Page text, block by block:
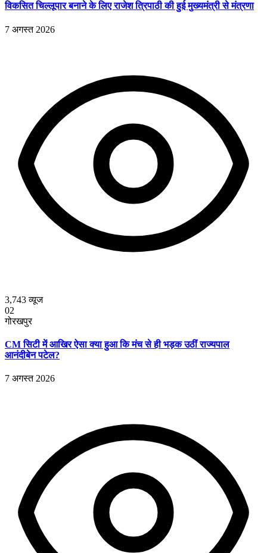
विकसित चिल्लूपार बनाने के लिए राजेश त्रिपाठी की हुई मुख्यमंत्री से मंत्रणा
7 अगस्त 2026
3,743व्यूज
02
गोरखपुर
CM सिटी में आखिर ऐसा क्या हुआ कि मंच से ही भड़क उठीं राज्यपाल
आनंदीबेन पटेल?
7 अगस्त 2026